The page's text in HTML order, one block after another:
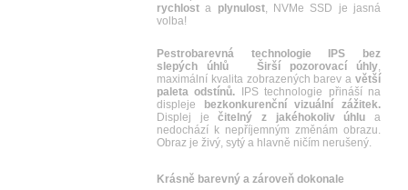
rychlost a plynulost, NVMe SSD je jasná
volba!
Pestrobarevná technologie IPS bez
slepých úhlů
Širší pozorovací úhly,
maximální kvalita zobrazených barev a větší
paleta odstínů. IPS technologie přináší na
displeje
bezkonkurenční vizuální zážitek.
Displej ječitelný z jakéhokoliv úhlu a
nedochází k nepříjemným změnám obrazu.
Obraz je živý, sytý a hlavně ničím nerušený.
Krásně barevný a zároveň dokonale